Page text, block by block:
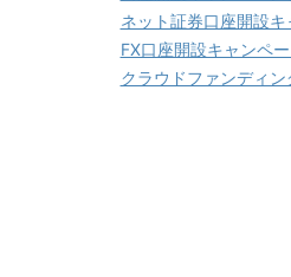
ネット証券口座開設キ
FX口座開設キャンペ
クラウドファンディ